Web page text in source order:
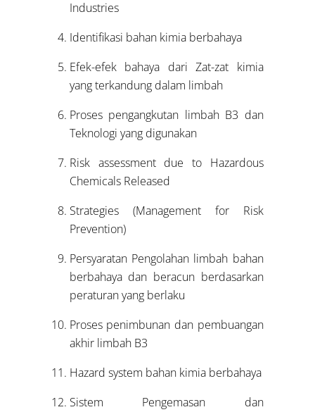
Industries
Identifikasi bahan kimia berbahaya
Efek-efek bahaya dari Zat-zat kimia
yang terkandung dalam limbah
Proses pengangkutan limbah B3 dan
Teknologi yang digunakan
Risk assessment due to Hazardous
Chemicals Released
Strategies (Management for Risk
Prevention)
Persyaratan Pengolahan limbah bahan
berbahaya dan beracun berdasarkan
peraturan yang berlaku
Proses penimbunan dan pembuangan
akhir limbah B3
Hazard system bahan kimia berbahaya
Sistem Pengemasan dan